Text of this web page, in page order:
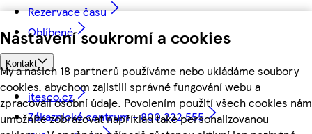
Nastavení soukromí a cookies
My a našich 18 partnerů používáme nebo ukládáme soubory
cookies, abychom zajistili správné fungování webu a
zpracovali osobní údaje. Povolením použití všech cookies nám
umožníte zobrazovat například také personalizovanou
Rezervace času
Oblíbené
Kontakt
itesco.cz
Zákaznické centrum - 800 222 555